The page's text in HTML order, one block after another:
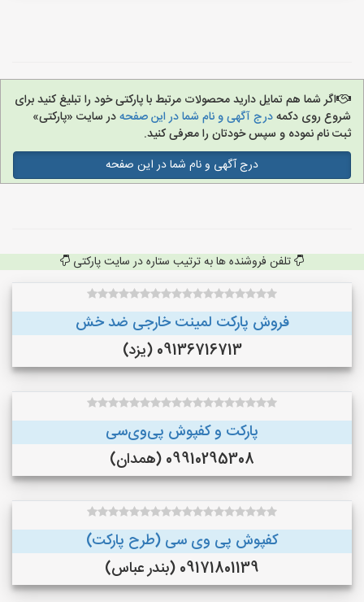
اگر شما هم تمایل دارید محصولات مرتبط با پارکتی خود را تبلیغ کنید برای
شروع روی دکمهدرج آگهی و نام شما در این صفحهدر سایت «پارکتی»
ثبت نام نموده و سپس خودتان را معرفی کنید.
درج آگهی و نام شما در این صفحه
تلفن فروشنده ها به ترتیب ستاره در سایت پارکتی
فروش پارکت لمینت خارجی ضد خش
09136716713 (یزد)
پارکت و کفپوش پی‌وی‌سی
09910295308 (همدان)
کفپوش پی وی سی (طرح پارکت)
09171801139 (بندر عباس)